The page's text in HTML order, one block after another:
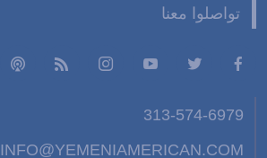
تواصلوا معنا
313-574-6979
INFO@YEMENIAMERICAN.COM